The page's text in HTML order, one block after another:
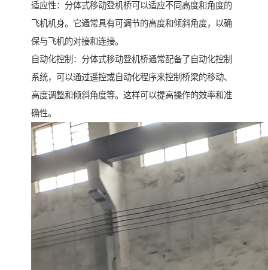
适应性：分体式移动登机桥可以适应不同高度和角度的
飞机机身。它通常具有可调节的高度和倾斜角度，以确
保与飞机的对接和连接。
自动化控制：分体式移动登机桥通常配备了自动化控制
系统，可以通过遥控或自动化程序来控制桥梁的移动、
高度调整和倾斜角度等。这样可以提高操作的效率和准
确性。